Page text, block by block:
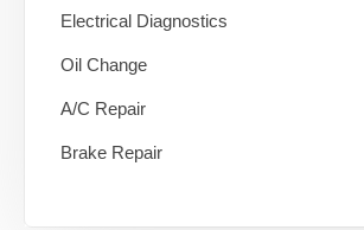
Electrical Diagnostics
Oil Change
A/C Repair
Brake Repair